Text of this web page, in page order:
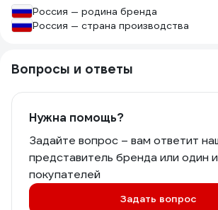
Россия — родина бренда
Россия — страна производства
Вопросы и ответы
Нужна помощь?
Задайте вопрос – вам ответит
представитель бренда или один
покупателей
Задать вопрос